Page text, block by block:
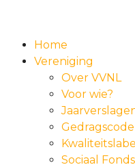
Home
Vereniging
Over VVNL
Voor wie?
Gedragscode
Kwaliteitslabel
Sociaal